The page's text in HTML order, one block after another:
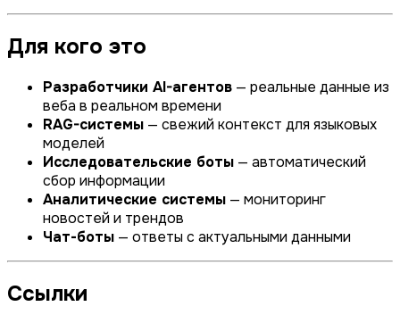
Для кого это
Разработчики AI-агентов — реальные данные из
веба в реальном времени
RAG-системы — свежий контекст для языковых
моделей
Исследовательские боты — автоматический
сбор информации
Аналитические системы — мониторинг
новостей и трендов
Чат-боты — ответы с актуальными данными
Ссылки